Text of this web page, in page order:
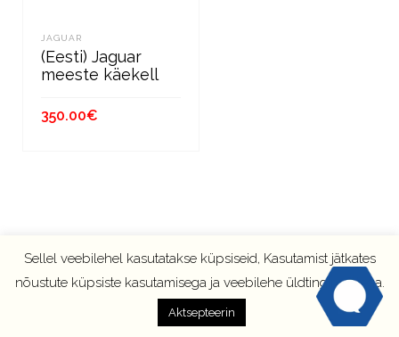
JAGUAR
(Eesti) Jaguar
meeste käekell
350.00€
Sellel veebilehel kasutatakse küpsiseid, Kasutamist jätkates
nõustute küpsiste kasutamisega ja veebilehe üldtingimustega.
Aktsepteerin